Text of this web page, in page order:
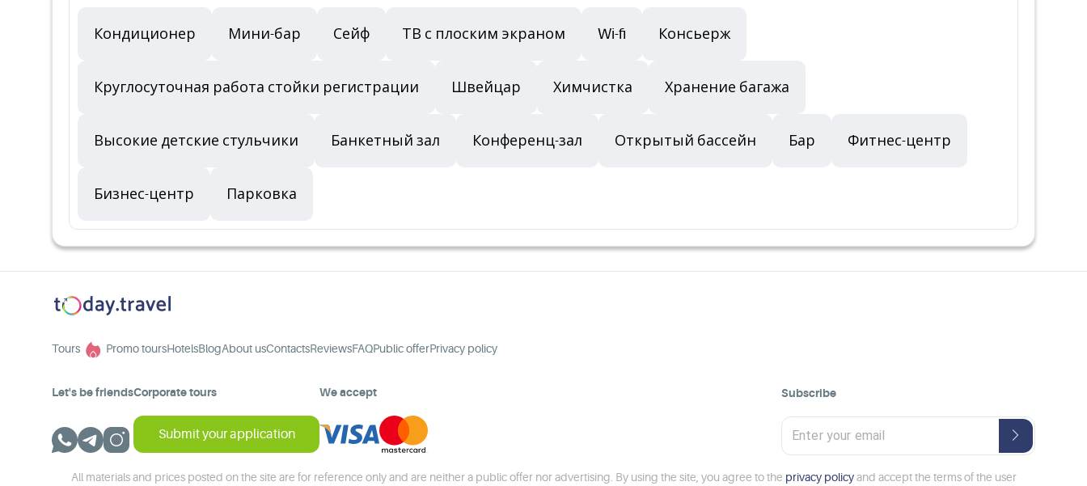
Кондиционер Мини-бар Сейф ТВ с плоским экраном Wi-fi Консьерж
Круглосуточная работа стойки регистрации Швейцар Химчистка Хранение багажа
Высокие детские стульчики Банкетный зал Конференц-зал Открытый бассейн Бар Фитнес-центр
Бизнес-центр Парковка
Tours Promo toursHotelsBlogAbout usContactsReviewsFAQPublic offerPrivacy policy
Let's be friendsCorporate tours
Submit your application
We accept Subscribe
All materials and prices posted on the site are for reference only and are neither a public offer nor advertising. By using the site, you agree to the privacy policyand accept the terms of the user